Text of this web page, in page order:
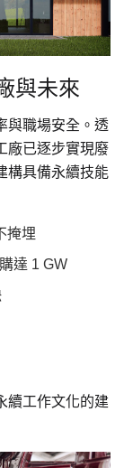
與未來
與職場安全。透
廠已逐步實現廢
構具備永續技能
掩埋
達 1 GW
續工作文化的建